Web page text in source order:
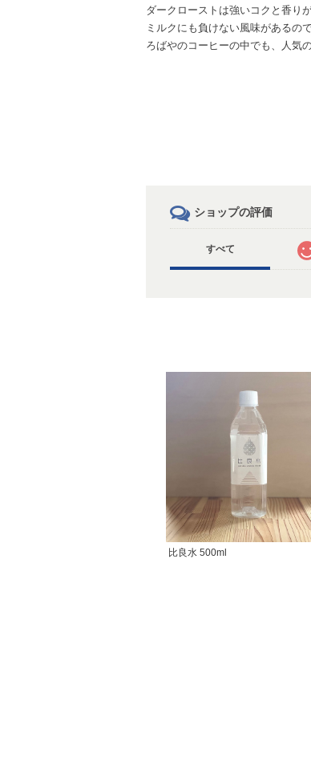
ダークローストは強いコクと香り
ミルクにも負けない風味があるの
ろばやのコーヒーの中でも、人気
ショップの評価
すべて
比良水 500ml